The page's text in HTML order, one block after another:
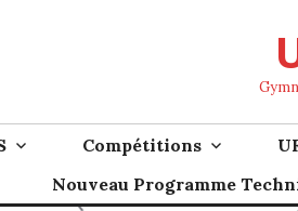
Compétitions
Nouveau Programme